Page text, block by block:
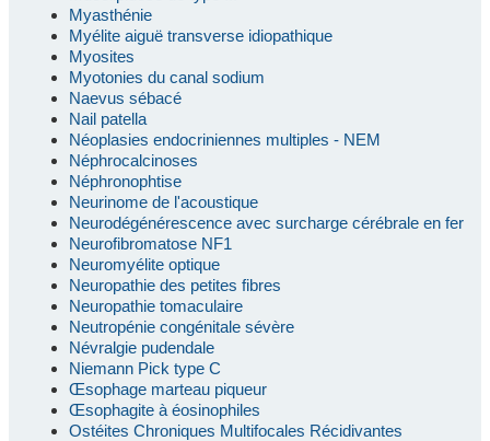
Myasthénie
Myélite aiguë transverse idiopathique
Myosites
Myotonies du canal sodium
Naevus sébacé
Nail patella
Néoplasies endocriniennes multiples - NEM
Néphrocalcinoses
Néphronophtise
Neurinome de l'acoustique
Neurodégénérescence avec surcharge cérébrale en fer
Neurofibromatose NF1
Neuromyélite optique
Neuropathie des petites fibres
Neuropathie tomaculaire
Neutropénie congénitale sévère
Névralgie pudendale
Niemann Pick type C
Œsophage marteau piqueur
Œsophagite à éosinophiles
Ostéites Chroniques Multifocales Récidivantes